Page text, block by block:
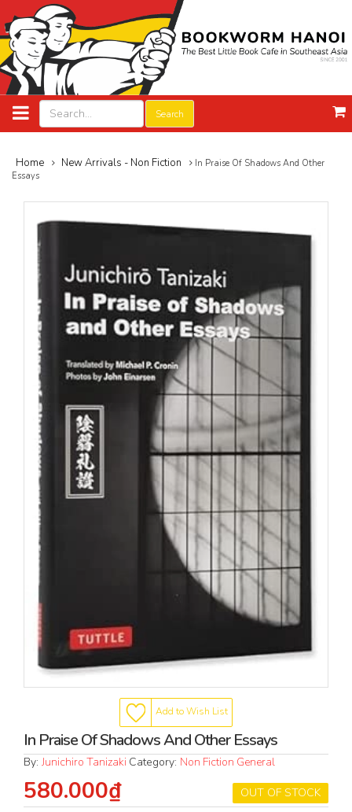
Search
Home New Arrivals - Non Fiction
In Praise Of Shadows And Other
Essays
Add to Wish List
In Praise Of Shadows And Other Essays
By: Junichiro Tanizaki Category: Non Fiction General
OUT OF STOCK
580.000₫